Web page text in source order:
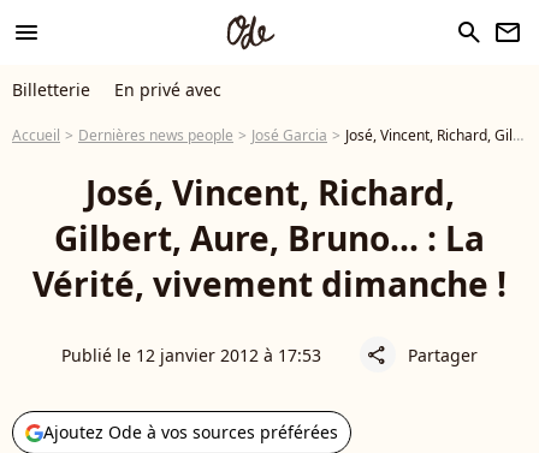
menu search newsletter
Billetterie En privé avec
Accueil Dernières news people José Garcia José, Vincent, Richard, Gilbert, Aure, Bruno... : La Vérité, vivement dimanche !
José, Vincent, Richard,
Gilbert, Aure, Bruno... : La
Vérité, vivement dimanche !
Publié le 12 janvier 2012 à 17:53 share Partager
Ajoutez Ode à vos sources préférées